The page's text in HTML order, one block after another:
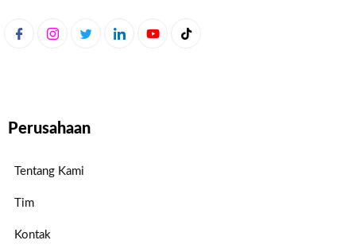
Perusahaan
Tentang Kami
Tim
Kontak